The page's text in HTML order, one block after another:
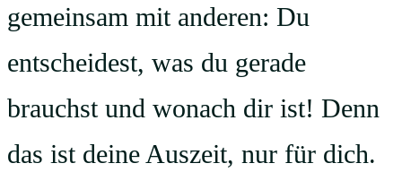
gemeinsam mit anderen: Du
entscheidest, was du gerade
brauchst und wonach dir ist! Denn
das ist deine Auszeit, nur für dich.